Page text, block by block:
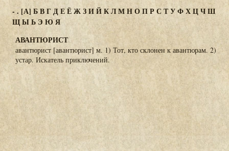
- . [А] БВГДЕЁЖЗИЙКЛМНОПРС ТУФХЦЧШ
ЩЫЬЭ ЮЯ
АВАНТЮРИСТ
авантюрист [авантюрист] м. 1) Тот, кто склонен к авантюрам. 2)
устар. Искатель приключений.